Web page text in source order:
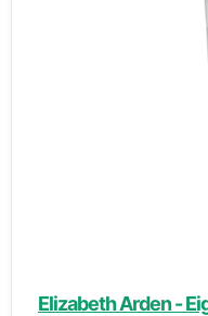
Elizabeth Arden -